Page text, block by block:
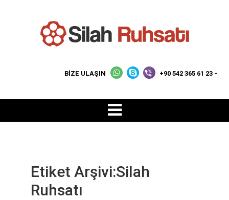
BİZE ULAŞIN +90 542 365 61 23 -
Etiket Arşivi:Silah
Ruhsatı